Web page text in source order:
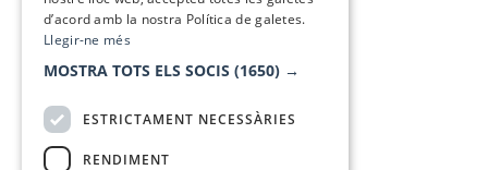
d’acord amb la nostra Política de galetes.
Llegir-ne més
MOSTRA TOTS ELS SOCIS (1650) →
ESTRICTAMENT NECESSÀRIES
RENDIMENT